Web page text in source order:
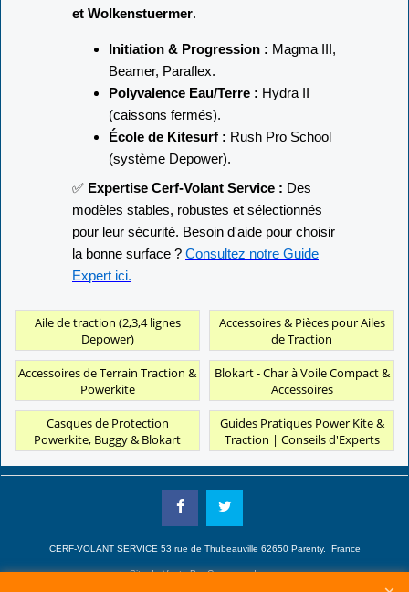
et Wolkenstuermer.
Initiation & Progression : Magma III,
Beamer, Paraflex.
Polyvalence Eau/Terre : Hydra II
(caissons fermés).
École de Kitesurf : Rush Pro School
(système Depower).
✅ Expertise Cerf-Volant Service : Des
modèles stables, robustes et sélectionnés
pour leur sécurité. Besoin d'aide pour choisir
la bonne surface ? Consultez notre Guide
Expert ici.
Aile de traction (2,3,4 lignes
Depower)
Accessoires & Pièces pour Ailes
de Traction
Accessoires de Terrain Traction &
Powerkite
Blokart - Char à Voile Compact &
Accessoires
Casques de Protection
Powerkite, Buggy & Blokart
Guides Pratiques Power Kite &
Traction | Conseils d'Experts
CERF-VOLANT SERVICE 53 rue de Thubeauville 62650 Parenty. France
Site de Vente Par Correspondance.